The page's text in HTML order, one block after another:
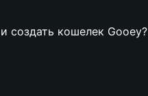
создать кошелек Gooey?